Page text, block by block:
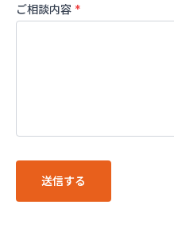
ご相談内容 *
送信する